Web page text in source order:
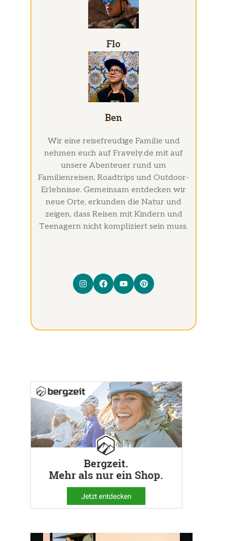
Flo
Ben
Wir eine reisefreudige Familie und
nehmen euch auf Fravely.de mit auf
unsere Abenteuer rund um
Familienreisen, Roadtrips und Outdoor-
Erlebnisse. Gemeinsam entdecken wir
neue Orte, erkunden die Natur und
zeigen, dass Reisen mit Kindern und
Teenagern nicht kompliziert sein muss.